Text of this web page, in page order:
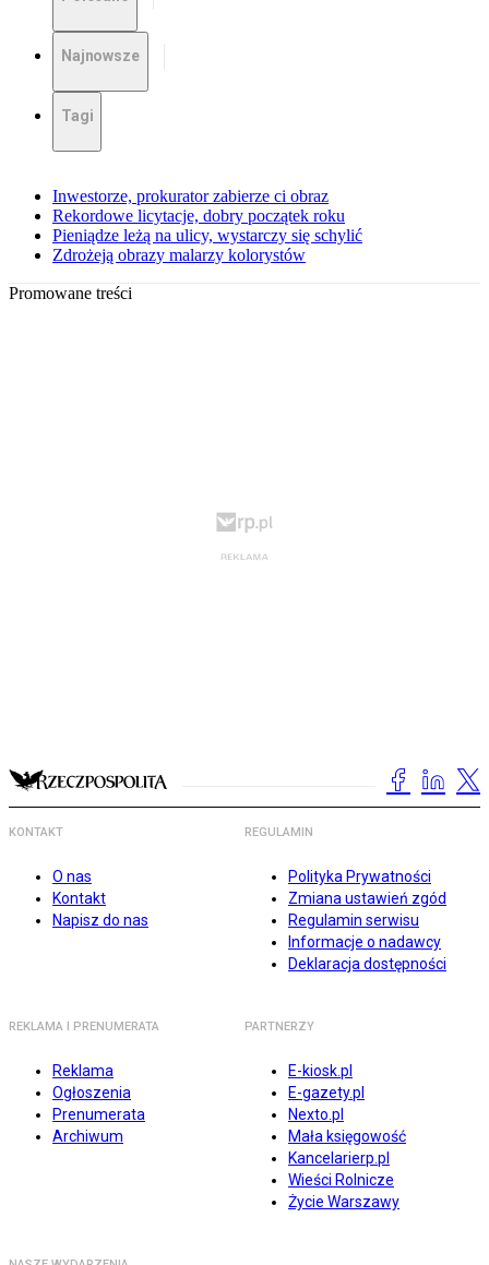
Najnowsze
Tagi
Inwestorze, prokurator zabierze ci obraz
Rekordowe licytacje, dobry początek roku
Pieniądze leżą na ulicy, wystarczy się schylić
Zdrożeją obrazy malarzy kolorystów
Promowane treści
KONTAKT
O nas
Kontakt
Napisz do nas
REGULAMIN
Polityka Prywatności
Zmiana ustawień zgód
Regulamin serwisu
Informacje o nadawcy
Deklaracja dostępności
REKLAMA I PRENUMERATA
Reklama
Ogłoszenia
Prenumerata
Archiwum
PARTNERZY
E-kiosk.pl
E-gazety.pl
Nexto.pl
Mała księgowość
Kancelarierp.pl
Wieści Rolnicze
Życie Warszawy